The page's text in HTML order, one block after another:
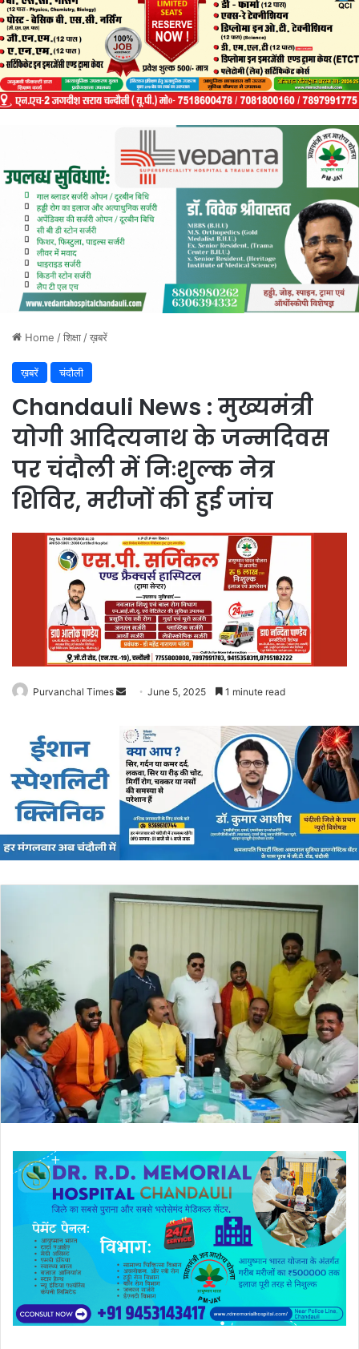
Home /शिक्षा /ख़बरें
ख़बरें चंदौली
Chandauli News : मुख्यमंत्री
योगी आदित्यनाथ के जन्मदिवस
पर चंदौली में निःशुल्क नेत्र
शिविर, मरीजों की हुई जांच
Purvanchal Times
Send
email
June 5, 2025 1 minute read